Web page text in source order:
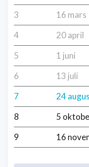
3
16 mars
4
20 april
5
1 juni
6
13 juli
7
24
8
5
9
16